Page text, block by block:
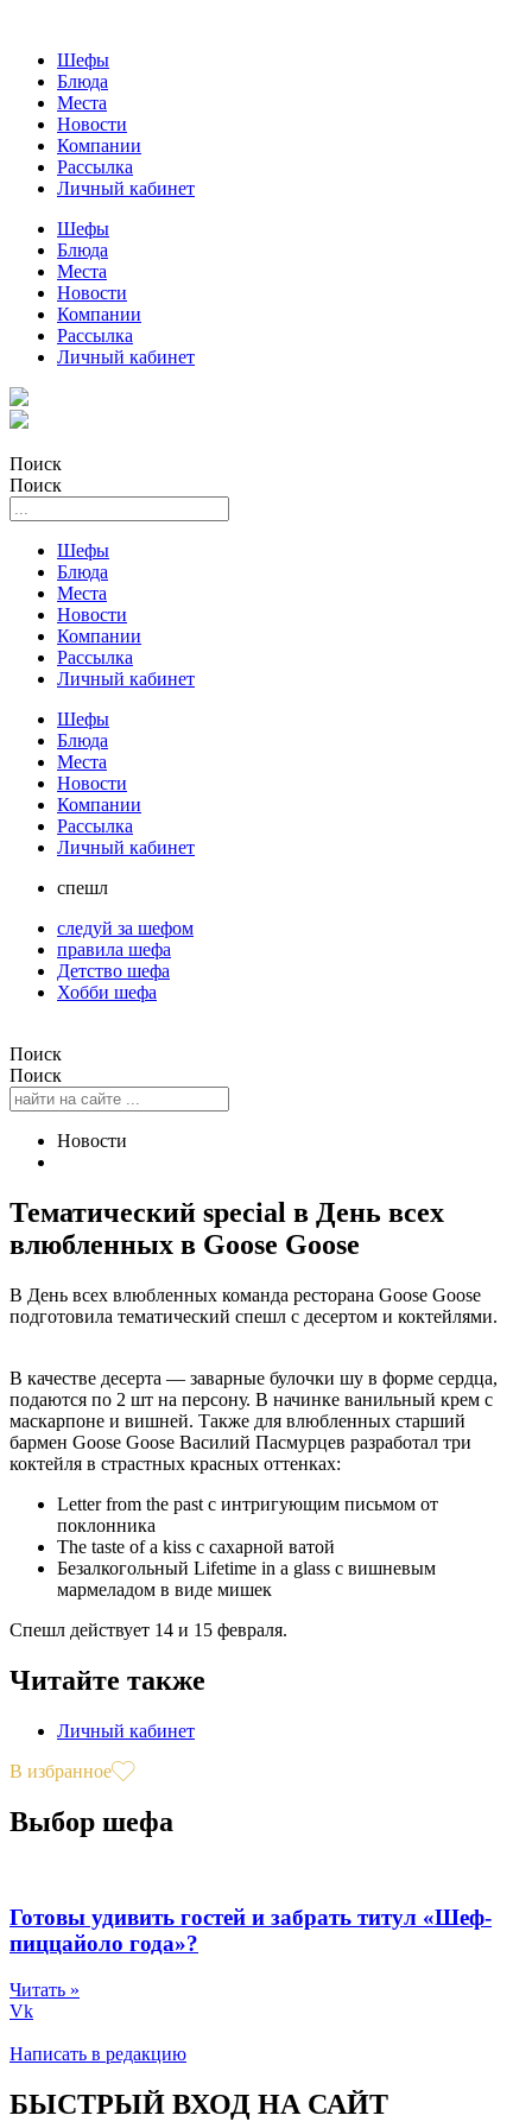
Шефы
Блюда
Места
Новости
Компании
Рассылка
Личный кабинет
Шефы
Блюда
Места
Новости
Компании
Рассылка
Личный кабинет
Поиск
Поиск
Шефы
Блюда
Места
Новости
Компании
Рассылка
Личный кабинет
Шефы
Блюда
Места
Новости
Компании
Рассылка
Личный кабинет
спешл
следуй за шефом
правила шефа
Детство шефа
Хобби шефа
Поиск
Поиск
Новости
Тематический special в День всех
влюбленных в Goose Goose
В День всех влюбленных команда ресторана Goose Goose
подготовила тематический спешл с десертом и коктейлями.
В качестве десерта — заварные булочки шу в форме сердца,
подаются по 2 шт на персону. В начинке ванильный крем с
маскарпоне и вишней. Также для влюбленных старший
бармен Goose Goose Василий Пасмурцев разработал три
коктейля в страстных красных оттенках:
Letter from the past с интригующим письмом от
поклонника
The taste of a kiss с сахарной ватой
Безалкогольный Lifetime in a glass с вишневым
мармеладом в виде мишек
Спешл действует 14 и 15 февраля.
Читайте также
Личный кабинет
В избранное
Выбор шефа
Готовы удивить гостей и забрать титул «Шеф-
пиццайоло года»?
Читать »
Vk
Написать в редакцию
БЫСТРЫЙ ВХОД НА САЙТ